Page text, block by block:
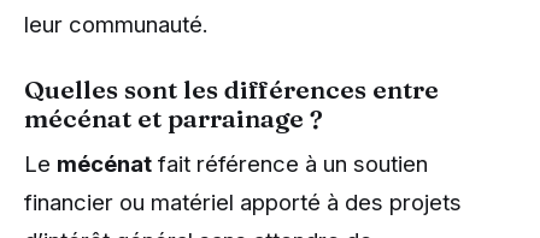
leur communauté.
Quelles sont les différences entre
mécénat et parrainage ?
Le mécénat fait référence à un soutien
financier ou matériel apporté à des projets